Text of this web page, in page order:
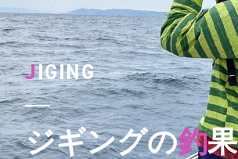
JIGING
ジギングの釣果